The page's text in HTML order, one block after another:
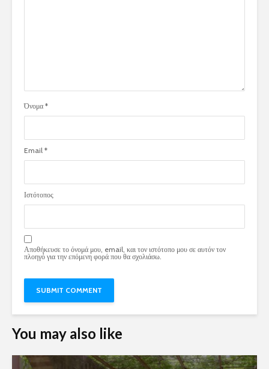
Όνομα *
Email *
Ιστότοπος
Αποθήκευσε το όνομά μου, email, και τον ιστότοπο μου σε αυτόν τον
πλοηγό για την επόμενη φορά που θα σχολιάσω.
You may also like